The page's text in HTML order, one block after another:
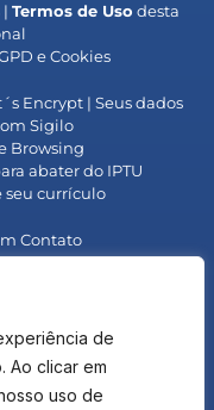
de
Ao clicar em
uso de
| Termos de Uso desta
e Cookies
Encrypt | Seus dados
Sigilo
Browsing
abater do IPTU
seu currículo
Contato
IPB
relação advogado-
de informação e